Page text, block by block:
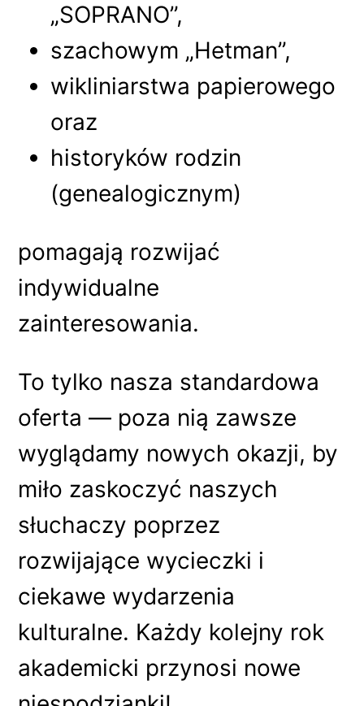
„SOPRANO”,
szachowym „Hetman”,
wikliniarstwa papierowego
oraz
historyków rodzin
(genealogicznym)
pomagają rozwijać
indywidualne
zainteresowania.
To tylko nasza standardowa
oferta — poza nią zawsze
wyglądamy nowych okazji, by
miło zaskoczyć naszych
słuchaczy poprzez
rozwijające wycieczki i
ciekawe wydarzenia
kulturalne. Każdy kolejny rok
akademicki przynosi nowe